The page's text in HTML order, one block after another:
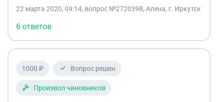
2хквартирные дома, также и отдельно-стоящие
дома. В летний период у всех свои огороды, на
которых выращивают урожай и у некоторых есть
скот. Местность болотистая (для постройки
против моих окон 2 мини болота, которые до сих
пор заполнены в летнее время водой лягушками и
22 марта 2020, 09:14, вопрос №2720398, Алена, г. Иркутск
6 ответов
1000 ₽ Вопрос решен
Произвол чиновников